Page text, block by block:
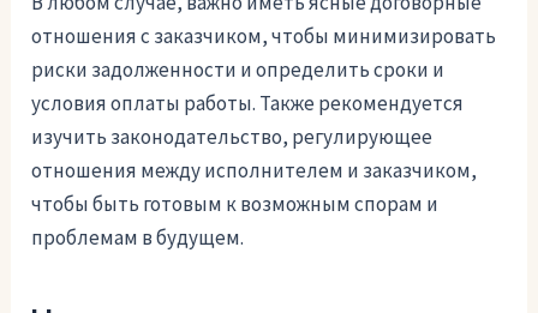
отношения с заказчиком, чтобы минимизировать
риски задолженности и определить сроки и
условия оплаты работы. Также рекомендуется
изучить законодательство, регулирующее
отношения между исполнителем и заказчиком,
чтобы быть готовым к возможным спорам и
проблемам в будущем.